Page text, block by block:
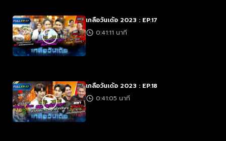
เกลือวันเด้อ 2023 : EP.17
0:41:11 นาที
เกลือวันเด้อ 2023 : EP.18
0:41:05 นาที